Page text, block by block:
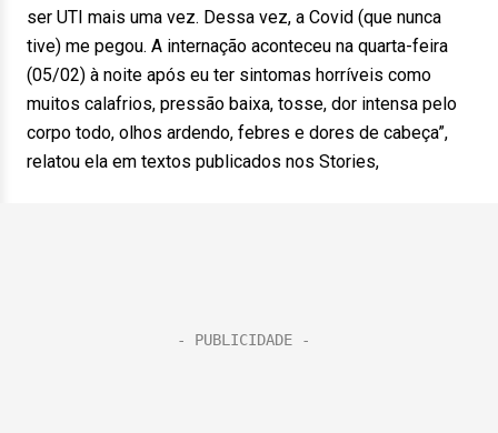
ser UTI mais uma vez. Dessa vez, a Covid (que nunca
tive) me pegou. A internação aconteceu na quarta-feira
(05/02) à noite após eu ter sintomas horríveis como
muitos calafrios, pressão baixa, tosse, dor intensa pelo
corpo todo, olhos ardendo, febres e dores de cabeça”,
relatou ela em textos publicados nos Stories,